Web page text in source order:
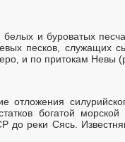
и буроватых
песков, служащих
и по притокам Невы
отложения
богатой
до реки Сясь.